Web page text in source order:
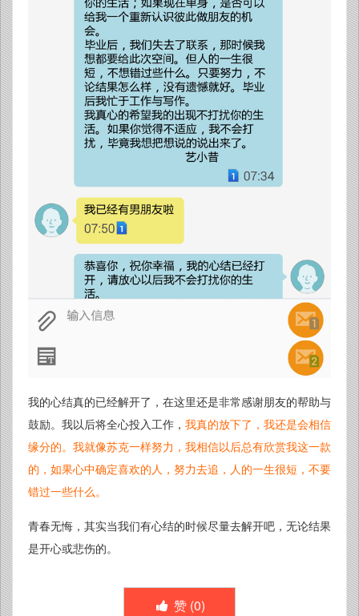
我的心结真的已经解开了，在这里还是非常感谢朋友的帮助与
鼓励。我以后将全心投入工作， 我真的放下了，我还是会相信
缘分的。我就像苏克一样努力，我相信以后总有欣赏我这一款
的，如果心中确定喜欢的人，努力去追，人的一生很短，不要
错过一些什么。
青春无悔，其实当我们有心结的时候尽量去解开吧，无论结果
是开心或悲伤的。
赞 (0)